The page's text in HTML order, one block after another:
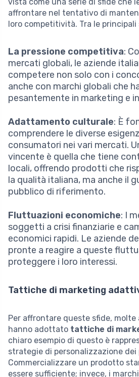
affrontare nel tentativo di
loro competitività. Tra le principali
La pressione competitiva:
mercati globali, le aziende
competere non solo con i
anche con marchi globali che
pesantemente in marketing e
Adattamento culturale: È
comprendere le diverse
consumatori nei vari mercati.
vincente è quella che tiene
locali, offrendo prodotti che
la qualità italiana, ma anche il
pubblico di riferimento.
Fluttuazioni economiche: I
soggetti a crisi finanziarie e
economici rapidi. Le aziende
pronte a reagire a queste
proteggere i loro interessi.
Tattiche di marketing
Per affrontare queste sfide,
hanno adottato tattiche di
chiaro esempio di questo è
strategie di personalizzazione
Commercializzare un prodotto
essere sufficiente; invece, i